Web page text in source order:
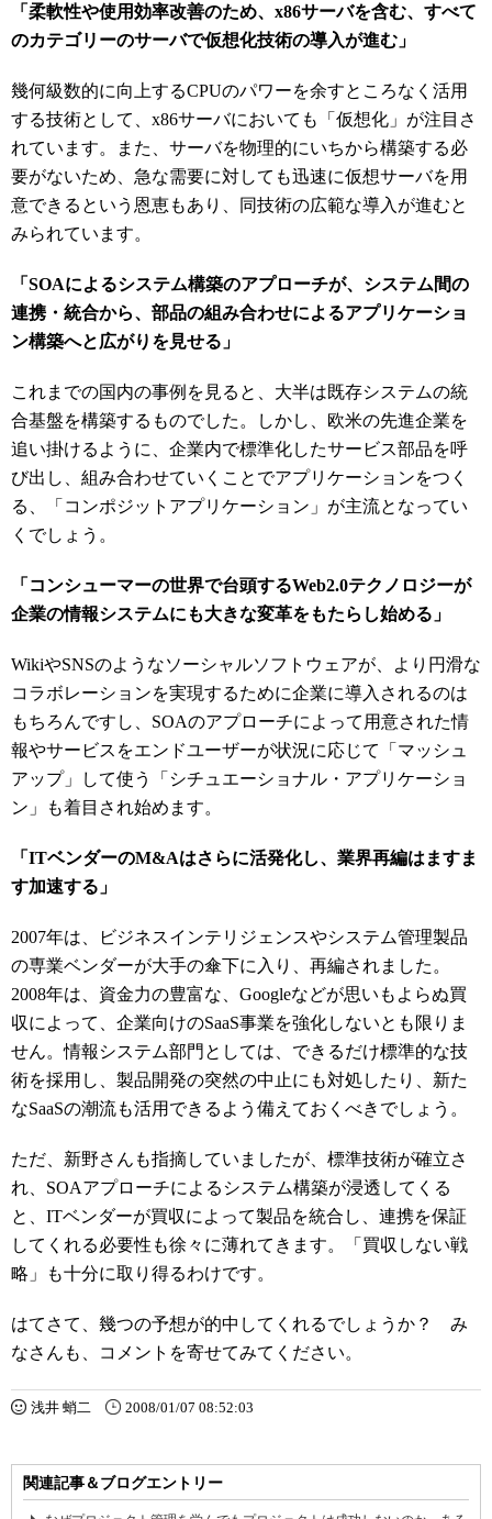
「柔軟性や使用効率改善のため、x86サーバを含む、すべて
のカテゴリーのサーバで仮想化技術の導入が進む」
幾何級数的に向上するCPUのパワーを余すところなく活用
する技術として、x86サーバにおいても「仮想化」が注目さ
れています。また、サーバを物理的にいちから構築する必
要がないため、急な需要に対しても迅速に仮想サーバを用
意できるという恩恵もあり、同技術の広範な導入が進むと
みられています。
「SOAによるシステム構築のアプローチが、システム間の
連携・統合から、部品の組み合わせによるアプリケーショ
ン構築へと広がりを見せる」
これまでの国内の事例を見ると、大半は既存システムの統
合基盤を構築するものでした。しかし、欧米の先進企業を
追い掛けるように、企業内で標準化したサービス部品を呼
び出し、組み合わせていくことでアプリケーションをつく
る、「コンポジットアプリケーション」が主流となってい
くでしょう。
「コンシューマーの世界で台頭するWeb2.0テクノロジーが
企業の情報システムにも大きな変革をもたらし始める」
WikiやSNSのようなソーシャルソフトウェアが、より円滑な
コラボレーションを実現するために企業に導入されるのは
もちろんですし、SOAのアプローチによって用意された情
報やサービスをエンドユーザーが状況に応じて「マッシュ
アップ」して使う「シチュエーショナル・アプリケーショ
ン」も着目され始めます。
「ITベンダーのM&Aはさらに活発化し、業界再編はますま
す加速する」
2007年は、ビジネスインテリジェンスやシステム管理製品
の専業ベンダーが大手の傘下に入り、再編されました。
2008年は、資金力の豊富な、Googleなどが思いもよらぬ買
収によって、企業向けのSaaS事業を強化しないとも限りま
せん。情報システム部門としては、できるだけ標準的な技
術を採用し、製品開発の突然の中止にも対処したり、新た
なSaaSの潮流も活用できるよう備えておくべきでしょう。
ただ、新野さんも指摘していましたが、標準技術が確立さ
れ、SOAアプローチによるシステム構築が浸透してくる
と、ITベンダーが買収によって製品を統合し、連携を保証
してくれる必要性も徐々に薄れてきます。「買収しない戦
略」も十分に取り得るわけです。
はてさて、幾つの予想が的中してくれるでしょうか？ み
なさんも、コメントを寄せてみてください。
浅井 蛸二 2008/01/07 08:52:03
関連記事＆ブログエントリー